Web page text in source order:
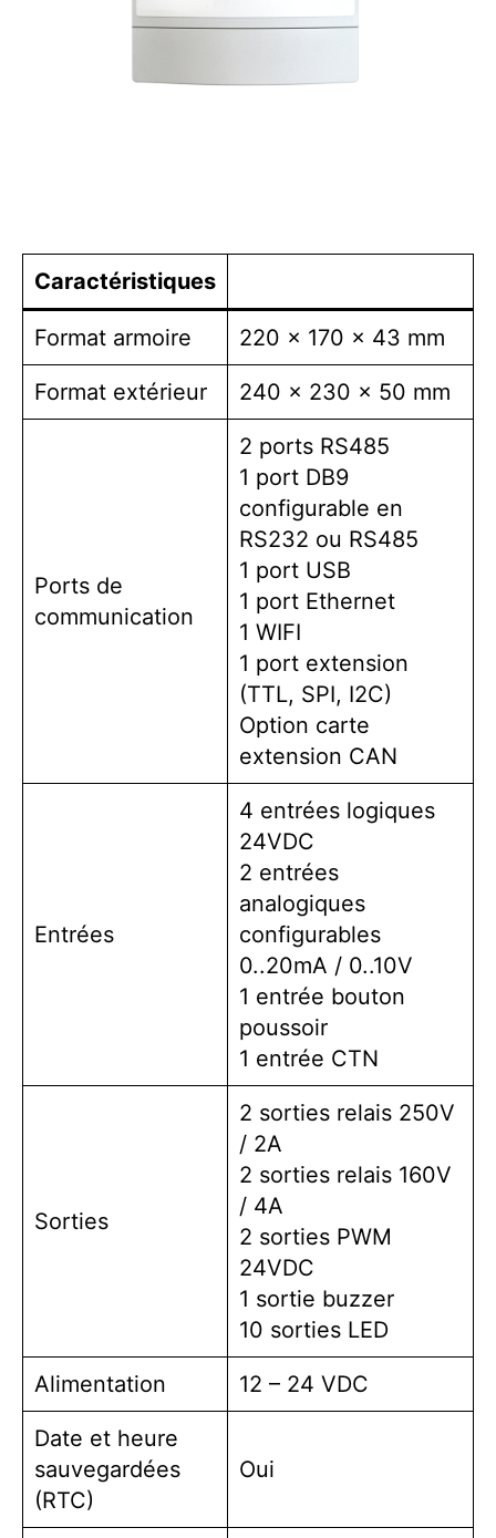
Caractéristiques
Format armoire 220 x 170 x 43 mm
Format extérieur 240 x 230 x 50 mm
Ports de
communication
2 ports RS485
1 port DB9
configurable en
RS232 ou RS485
1 port USB
1 port Ethernet
1 WIFI
1 port extension
(TTL, SPI, I2C)
Option carte
extension CAN
Entrées
4 entrées logiques
24VDC
2 entrées
analogiques
configurables
0..20mA / 0..10V
1 entrée bouton
poussoir
1 entrée CTN
Sorties
2 sorties relais 250V
/ 2A
2 sorties relais 160V
/ 4A
2 sorties PWM
24VDC
1 sortie buzzer
10 sorties LED
Alimentation 12 – 24 VDC
Date et heure
sauvegardées
(RTC)
Oui